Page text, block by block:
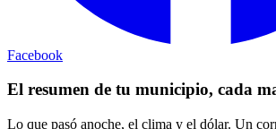
Facebook
El resumen de tu municipio, cada
Lo que pasó anoche, el clima y el dólar. Un